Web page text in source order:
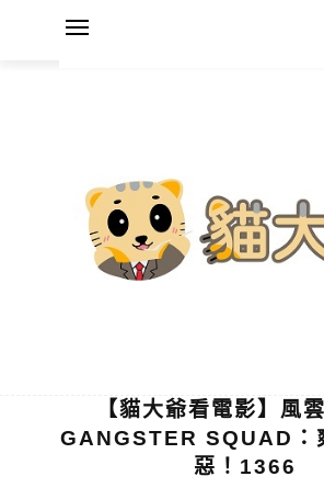
【貓大爺看電影】風
GANGSTER SQUAD：
惡！1366